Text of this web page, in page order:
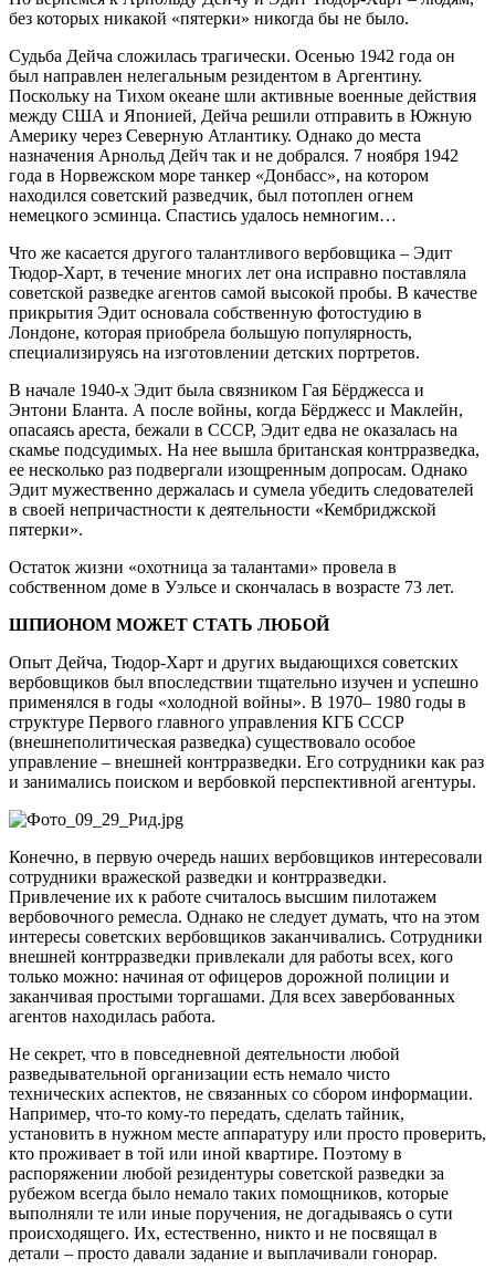
без которых никакой «пятерки» никогда бы не было.
Судьба Дейча сложилась трагически. Осенью 1942 года он
был направлен нелегальным резидентом в Аргентину.
Поскольку на Тихом океане шли активные военные действия
между США и Японией, Дейча решили отправить в Южную
Америку через Северную Атлантику. Однако до места
назначения Арнольд Дейч так и не добрался. 7 ноября 1942
года в Норвежском море танкер «Донбасс», на котором
находился советский разведчик, был потоплен огнем
немецкого эсминца. Спастись удалось немногим…
Что же касается другого талантливого вербовщика – Эдит
Тюдор-Харт, в течение многих лет она исправно поставляла
советской разведке агентов самой высокой пробы. В качестве
прикрытия Эдит основала собственную фотостудию в
Лондоне, которая приобрела большую популярность,
специализируясь на изготовлении детских портретов.
В начале 1940-х Эдит была связником Гая Бёрджесса и
Энтони Бланта. А после войны, когда Бёрджесс и Маклейн,
опасаясь ареста, бежали в СССР, Эдит едва не оказалась на
скамье подсудимых. На нее вышла британская контрразведка,
ее несколько раз подвергали изощренным допросам. Однако
Эдит мужественно держалась и сумела убедить следователей
в своей непричастности к деятельности «Кембриджской
пятерки».
Остаток жизни «охотница за талантами» провела в
собственном доме в Уэльсе и скончалась в возрасте 73 лет.
ШПИОНОМ МОЖЕТ СТАТЬ ЛЮБОЙ
Опыт Дейча, Тюдор-Харт и других выдающихся советских
вербовщиков был впоследствии тщательно изучен и успешно
применялся в годы «холодной войны». В 1970– 1980 годы в
структуре Первого главного управления КГБ СССР
(внешнеполитическая разведка) существовало особое
управление – внешней контрразведки. Его сотрудники как раз
и занимались поиском и вербовкой перспективной агентуры.
Конечно, в первую очередь наших вербовщиков интересовали
сотрудники вражеской разведки и контрразведки.
Привлечение их к работе считалось высшим пилотажем
вербовочного ремесла. Однако не следует думать, что на этом
интересы советских вербовщиков заканчивались. Сотрудники
внешней контрразведки привлекали для работы всех, кого
только можно: начиная от офицеров дорожной полиции и
заканчивая простыми торгашами. Для всех завербованных
агентов находилась работа.
Не секрет, что в повседневной деятельности любой
разведывательной организации есть немало чисто
технических аспектов, не связанных со сбором информации.
Например, что-то кому-то передать, сделать тайник,
установить в нужном месте аппаратуру или просто проверить,
кто проживает в той или иной квартире. Поэтому в
распоряжении любой резидентуры советской разведки за
рубежом всегда было немало таких помощников, которые
выполняли те или иные поручения, не догадываясь о сути
происходящего. Их, естественно, никто и не посвящал в
детали – просто давали задание и выплачивали гонорар.